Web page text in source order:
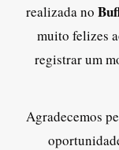
realizada no
muito felizes
registrar um
Agradecemos